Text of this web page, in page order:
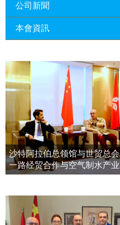
公司新聞
一带一路经贸合作
2023年11月23日
埃及总领事会晤拿
带一路经贸合作与
2023年11月23日
拿督斯里吴罡豪晤
带一路经贸合作与空
2023年11月23日
本會資訊
長瑚蒞臨 天泉鼎豐
量波量子研究院
2021年12月10日
標量波光量子導入
督斯裏吳達鎔教授首
2021年12月10日
空氣制水發明人吳達
境科政商管治聯盟會
沙特阿拉伯总领馆与世贸总
一路经贸合作与空气制水产